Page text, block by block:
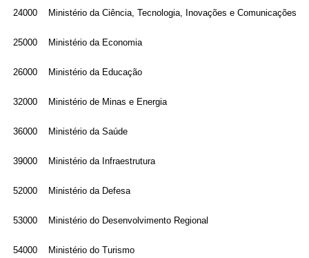
24000 Ministério da Ciência, Tecnologia, Inovações e Comunicações
25000 Ministério da Economia
26000 Ministério da Educação
32000 Ministério de Minas e Energia
36000 Ministério da Saúde
39000 Ministério da Infraestrutura
52000 Ministério da Defesa
53000 Ministério do Desenvolvimento Regional
54000 Ministério do Turismo